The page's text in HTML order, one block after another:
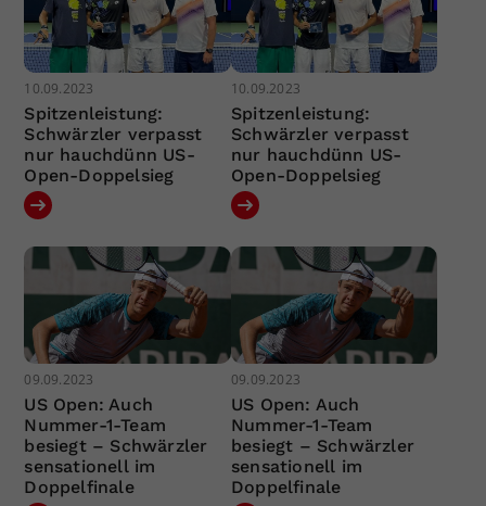
10.09.2023
Spitzenleistung:
Schwärzler verpasst
nur hauchdünn US-
Open-Doppelsieg
10.09.2023
Spitzenleistung:
Schwärzler verpasst
nur hauchdünn US-
Open-Doppelsieg
09.09.2023
US Open: Auch
Nummer-1-Team
besiegt – Schwärzler
sensationell im
Doppelfinale
09.09.2023
US Open: Auch
Nummer-1-Team
besiegt – Schwärzler
sensationell im
Doppelfinale